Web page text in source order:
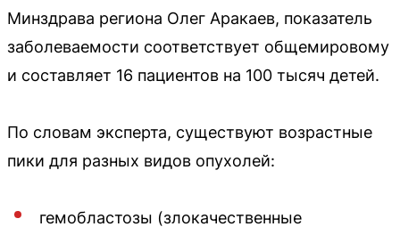
Минздрава региона Олег Аракаев, показатель
заболеваемости соответствует общемировому
и составляет 16 пациентов на 100 тысяч детей.
По словам эксперта, существуют возрастные
пики для разных видов опухолей:
гемобластозы (злокачественные